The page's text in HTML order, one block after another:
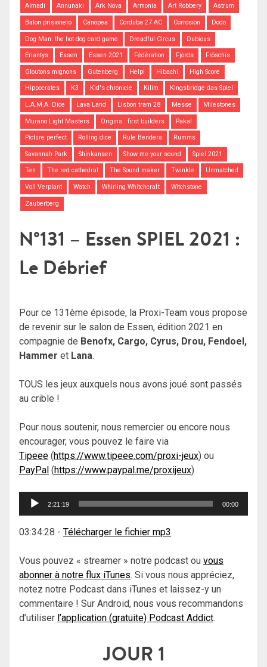
Almadi Annunaki Ark Nova Armonia Art Robbery Astrum
Balon prisionero Canopea Corduba 27 AC Corrosion Dodo
Dog Man: the hot dog card game Dreadful Circus Dubious
Eriantys Essen Essen 2021 Fédération Fjords Fröschis
Gloutons mignons Gutenberg Help! Hibachi High Score
Hippocrates K3 Kid's chronicle Kilim Kingsbridge das Spiel
L.A.M.A. Dice Lava Land Lisbon tram 28 Messe Milestones
Murano Light Masters Origins : first builders Pakal
Picture perfect Rolling dice Rule Benders Rumms
Savannah Park Shinkansen Show me your sound Spiel 2021
Ten The red cathedral The Sound maker Twinkle Unmatched
Voll Verplant Watch Whirling Whitchcraft Witchstone
Zauberberg
N°131 – Essen SPIEL 2021 :
Le Débrief
Pour ce 131ème épisode, la Proxi-Team vous propose
de revenir sur le salon de Essen, édition 2021 en
compagnie de Benofx, Cargo, Cyrus, Drou, Fendoel,
Hammer et Lana.
TOUS les jeux auxquels nous avons joué sont passés
au crible !
Pour nous soutenir, nous remercier ou encore nous
encourager, vous pouvez le faire via
Tipeee (https://www.tipeee.com/proxi-jeux) ou
PayPal (https://www.paypal.me/proxijeux)
Lecteur
2:21:19 00:00
03:34:28 - Télécharger le fichier mp3
Vous pouvez « streamer » notre podcast ou vous
abonner à notre flux iTunes. Si vous nous appréciez,
notez notre Podcast dans iTunes et laissez-y un
commentaire ! Sur Android, nous vous recommandons
d’utiliser l’application (gratuite) Podcast Addict.
JOUR 1